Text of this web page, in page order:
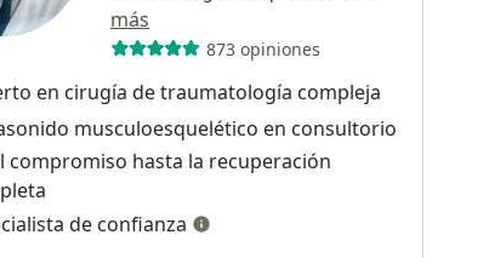
más
873 opiniones
en cirugía de traumatología compleja
musculoesquelético en consultorio
compromiso hasta la recuperación
de confianza